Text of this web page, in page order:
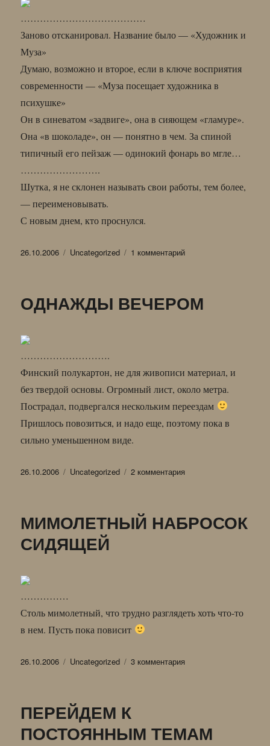
…………………………………
Заново отсканировал. Название было — «Художник и
Муза»
Думаю, возможно и второе, если в ключе восприятия
современности — «Муза посещает художника в
психушке»
Он в синеватом «задвиге», она в сияющем «гламуре».
Она «в шоколаде», он — понятно в чем. За спиной
типичный его пейзаж — одинокий фонарь во мгле…
…………………….
Шутка, я не склонен называть свои работы, тем более,
— переименовывать.
С новым днем, кто проснулся.
Опубликовано
26.10.2006 Рубрики
Uncategorized 1 комментарийк
СТАРОЙ
ОДНАЖДЫ ВЕЧЕРОМ
……………………….
Финский полукартон, не для живописи материал, и
без твердой основы. Огромный лист, около метра.
Пострадал, подвергался нескольким переездам
Пришлось повозиться, и надо еще, поэтому пока в
сильно уменьшенном виде.
Опубликовано
26.10.2006 Рубрики
Uncategorized 2 комментария
МИМОЛЕТНЫЙ НАБРОСОК
СИДЯЩЕЙ
……………
Столь мимолетный, что трудно разглядеть хоть что-то
в нем. Пусть пока повисит
Опубликовано
26.10.2006 Рубрики
Uncategorized 3 комментария
ПЕРЕЙДЕМ К
ПОСТОЯННЫМ ТЕМАМ